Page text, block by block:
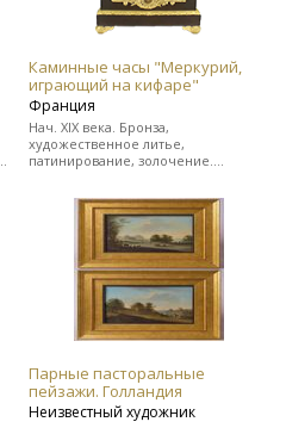
Каминные часы "Меркурий,
играющий на кифаре"
Франция
Нач. XIX века. Бронза,
художественное литье,
патинирование, золочение.
В прекрасном состоянии.
Парные пасторальные
пейзажи. Голландия
Неизвестный художник